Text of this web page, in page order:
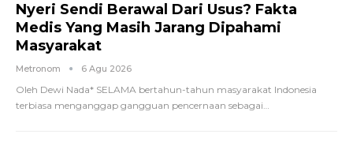
Nyeri Sendi Berawal Dari Usus? Fakta
Medis Yang Masih Jarang Dipahami
Masyarakat
Metronom 6 Agu 2026
Oleh Dewi Nada* SELAMA bertahun-tahun masyarakat Indonesia
terbiasa menganggap gangguan pencernaan sebagai…